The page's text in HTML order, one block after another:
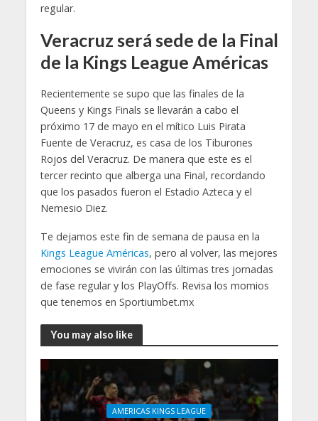
regular.
Veracruz será sede de la Final
de la Kings League Américas
Recientemente se supo que las finales de la
Queens y Kings Finals se llevarán a cabo el
próximo 17 de mayo en el mítico Luis Pirata
Fuente de Veracruz, es casa de los Tiburones
Rojos del Veracruz. De manera que este es el
tercer recinto que alberga una Final, recordando
que los pasados fueron el Estadio Azteca y el
Nemesio Diez.
Te dejamos este fin de semana de pausa en la
Kings League Américas, pero al volver, las mejores
emociones se vivirán con las últimas tres jornadas
de fase regular y los PlayOffs. Revisa los momios
que tenemos en Sportiumbet.mx
You may also like
AMERICAS KINGS LEAGUE